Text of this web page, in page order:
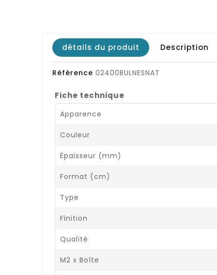
détails du produit Description
Référence 02400BULNESNAT
Fiche technique
Apparence
Couleur
Épaisseur (mm)
Format (cm)
Type
Finition
Qualité
M2 x Boîte